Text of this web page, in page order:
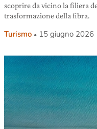
scoprire da vicino la filiera
trasformazione della fibra.
Turismo 15 giugno 2026